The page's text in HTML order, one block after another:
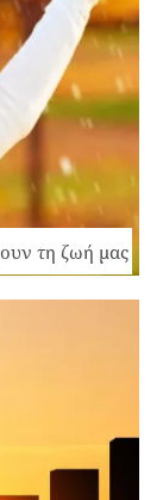
τη ζωή μας